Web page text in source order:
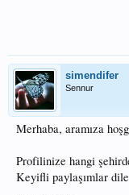
simendifer
Sennur
Merhaba, aramıza
Profilinize hangi
Keyifli paylaşımlar